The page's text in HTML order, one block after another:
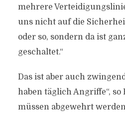
mehrere
uns nicht auf die
oder so, sondern da ist
geschaltet.“
Das ist aber auch
haben täglich Angriffe“, so
müssen abgewehrt